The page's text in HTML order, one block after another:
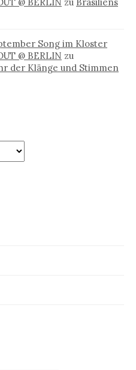
Song im Kloster
@ BERLIN zu
der Klänge und Stimmen